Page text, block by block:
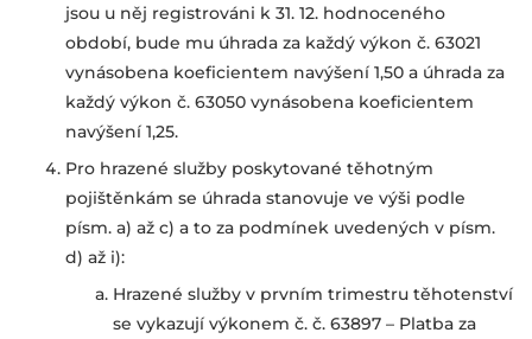
jsou u něj registrováni k 31. 12. hodnoceného
období, bude mu úhrada za každý výkon č. 63021
vynásobena koeficientem navýšení 1,50 a úhrada za
každý výkon č. 63050 vynásobena koeficientem
navýšení 1,25.
Pro hrazené služby poskytované těhotným
pojištěnkám se úhrada stanovuje ve výši podle
písm. a) až c) a to za podmínek uvedených v písm.
d) až i):
Hrazené služby v prvním trimestru těhotenství
se vykazují výkonem č. č. 63897 – Platba za